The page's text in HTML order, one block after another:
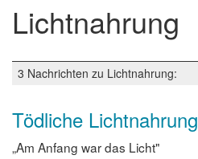
Lichtnahrung
3 Nachrichten zu Lichtnahrung:
Tödliche Lichtnahrung
„Am Anfang war das Licht"